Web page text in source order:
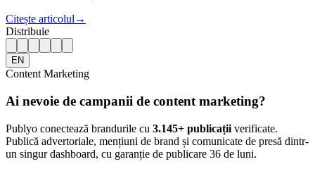
Citește articolul →
Distribuie
EN
Content Marketing
Ai nevoie de campanii de content marketing?
Publyo conectează brandurile cu 3.145+ publicații verificate.
Publică advertoriale, mențiuni de brand și comunicate de presă dintr-
un singur dashboard, cu garanție de publicare 36 de luni.